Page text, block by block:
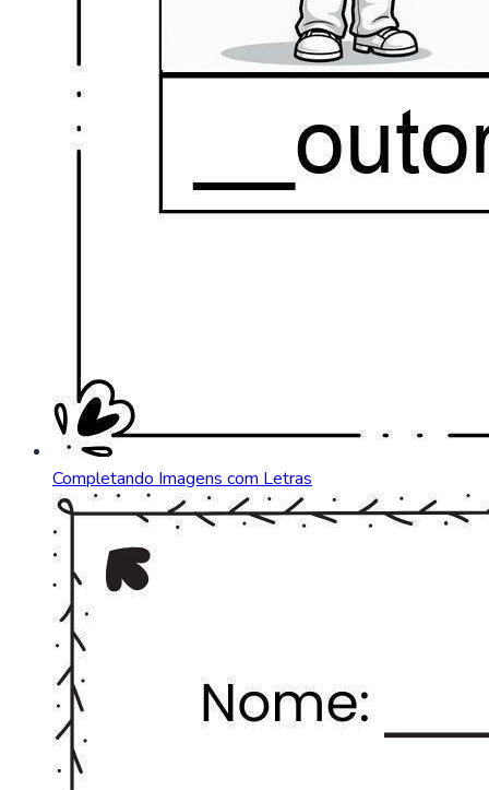
Completando Imagens com Letras